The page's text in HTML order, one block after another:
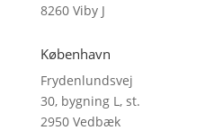
8260 Viby J
København
Frydenlundsvej
30, bygning L, st.
2950 Vedbæk